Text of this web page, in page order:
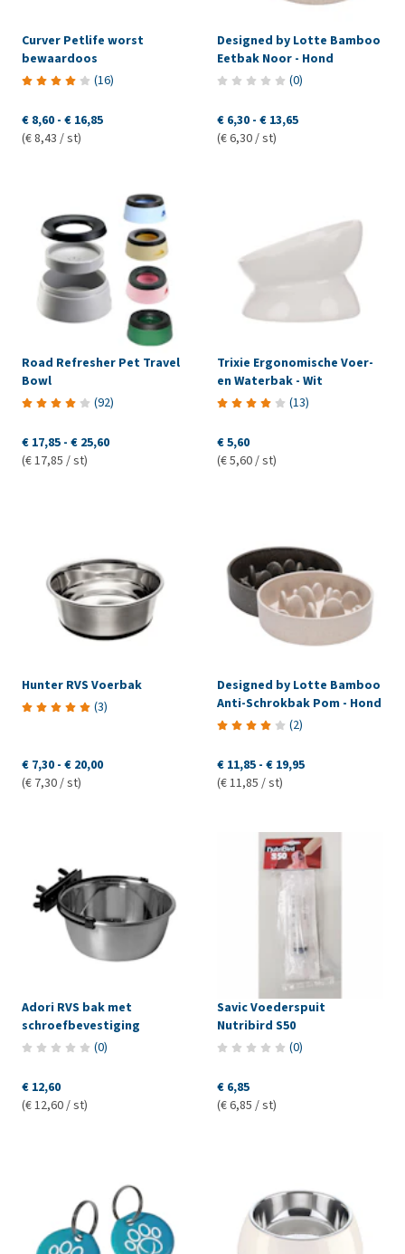
Curver Petlife worst
bewaardoos
(16)
€ 8,60 - € 16,85
(€ 8,43 / st)
Designed by Lotte Bamboo
Eetbak Noor - Hond
(0)
€ 6,30 - € 13,65
(€ 6,30 / st)
Road Refresher Pet Travel
Bowl
(92)
€ 17,85 - € 25,60
(€ 17,85 / st)
Trixie Ergonomische Voer-
en Waterbak - Wit
(13)
€ 5,60
(€ 5,60 / st)
Hunter RVS Voerbak
(3)
€ 7,30 - € 20,00
(€ 7,30 / st)
Designed by Lotte Bamboo
Anti-Schrokbak Pom - Hond
(2)
€ 11,85 - € 19,95
(€ 11,85 / st)
Adori RVS bak met
schroefbevestiging
(0)
€ 12,60
(€ 12,60 / st)
Savic Voederspuit
Nutribird S50
(0)
€ 6,85
(€ 6,85 / st)